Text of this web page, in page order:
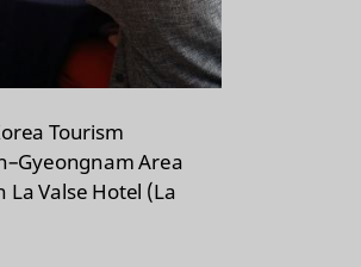
Tourism
Area
La Valse Hotel (La